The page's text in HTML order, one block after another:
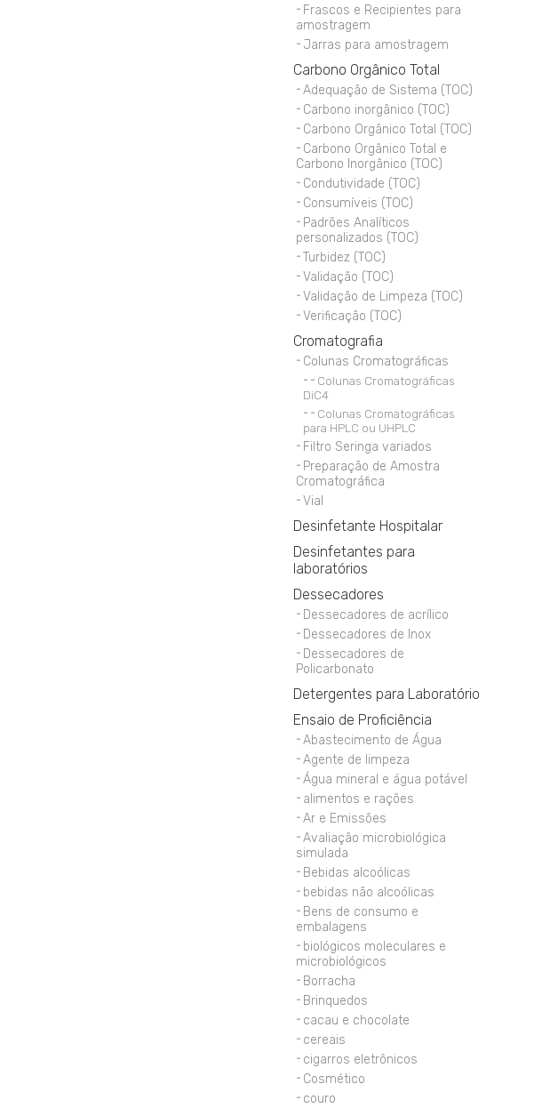
Frascos e Recipientes para
amostragem
Jarras para amostragem
Carbono Orgânico Total
Adequação de Sistema (TOC)
Carbono inorgânico (TOC)
Carbono Orgânico Total (TOC)
Carbono Orgânico Total e
Carbono Inorgânico (TOC)
Condutividade (TOC)
Consumíveis (TOC)
Padrões Analíticos
personalizados (TOC)
Turbidez (TOC)
Validação (TOC)
Validação de Limpeza (TOC)
Verificação (TOC)
Cromatografia
Colunas Cromatográficas
Colunas Cromatográficas
DiC4
Colunas Cromatográficas
para HPLC ou UHPLC
Filtro Seringa variados
Preparação de Amostra
Cromatográfica
Vial
Desinfetante Hospitalar
Desinfetantes para
laboratórios
Dessecadores
Dessecadores de acrílico
Dessecadores de Inox
Dessecadores de
Policarbonato
Detergentes para Laboratório
Ensaio de Proficiência
Abastecimento de Água
Agente de limpeza
Água mineral e água potável
alimentos e rações
Ar e Emissões
Avaliação microbiológica
simulada
Bebidas alcoólicas
bebidas não alcoólicas
Bens de consumo e
embalagens
biológicos moleculares e
microbiológicos
Borracha
Brinquedos
cacau e chocolate
cereais
cigarros eletrônicos
Cosmético
couro